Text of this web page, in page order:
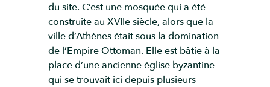
du site. C’est une mosquée qui a été
construite au XVIIe siècle, alors que la
ville d’Athènes était sous la domination
de l’Empire Ottoman. Elle est bâtie à la
place d’une ancienne église byzantine
qui se trouvait ici depuis plusieurs